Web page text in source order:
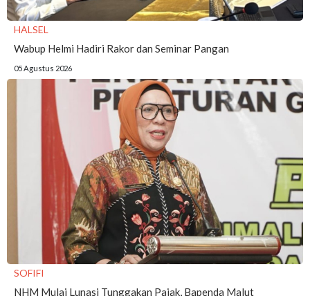
HALSEL
Wabup Helmi Hadiri Rakor dan Seminar Pangan
05 Agustus 2026
SOFIFI
NHM Mulai Lunasi Tunggakan Pajak, Bapenda Malut